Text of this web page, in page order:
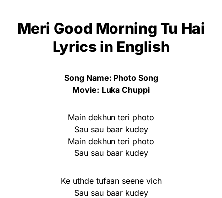
Meri Good Morning Tu Hai
Lyrics in English
Song Name: Photo Song
Movie: Luka Chuppi
Main dekhun teri photo
Sau sau baar kudey
Main dekhun teri photo
Sau sau baar kudey
Ke uthde tufaan seene vich
Sau sau baar kudey